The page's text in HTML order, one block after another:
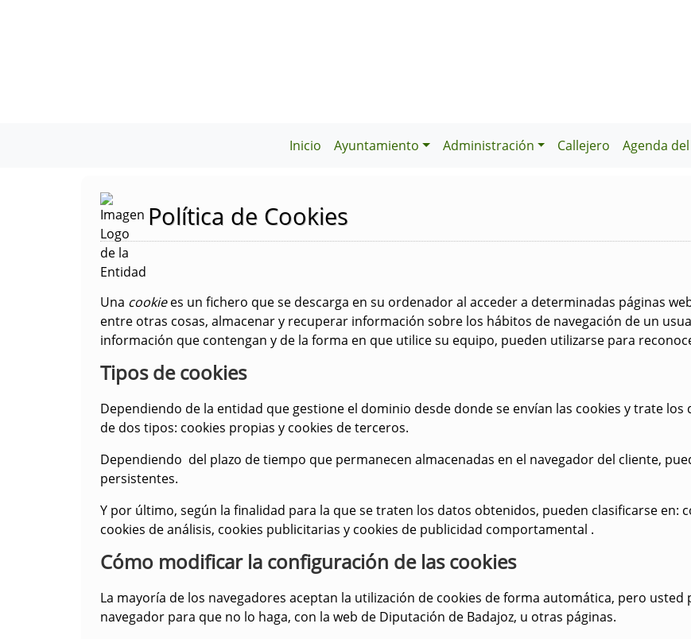
Inicio Ayuntamiento Administración Callejero Agenda
Política de Cookies
Una cookiees un fichero que se descarga en su ordenador al acceder a determinadas páginas
entre otras cosas, almacenar y recuperar información sobre los hábitos de navegación de un
información que contengan y de la forma en que utilice su equipo, pueden utilizarse para
Tipos de cookies
Dependiendo de la entidad que gestione el dominio desde donde se envían las cookies y trate
de dos tipos: cookies propias y cookies de terceros.
Dependiendo del plazo de tiempo que permanecen almacenadas en el navegador del cliente,
persistentes.
Y por último, según la finalidad para la que se traten los datos obtenidos, pueden clasificarse en:
cookies de análisis, cookies publicitarias y cookies de publicidad comportamental .
Cómo modificar la configuración de las cookies
La mayoría de los navegadores aceptan la utilización de cookies de forma automática, pero
navegador para que no lo haga, con la web de Diputación de Badajoz, u otras páginas.